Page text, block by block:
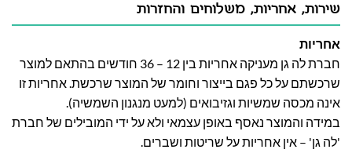
שירות, אחריות, משלוחים והחזרות
אחריות
חברת לה גן מעניקה אחריות בין 12 – 36 חודשים בהתאם למוצר
שרכשתם על כל פגם בייצור וחומר של המוצר שרכשת. אחריות זו
אינה מכסה שמשיות וגזיבואים (למעט מנגנון השמשיה).
במידה והמוצר נאסף באופן עצמאי ולא על ידי המובילים של חברת
'לה גן' – אין אחריות על שריטות ושברים.